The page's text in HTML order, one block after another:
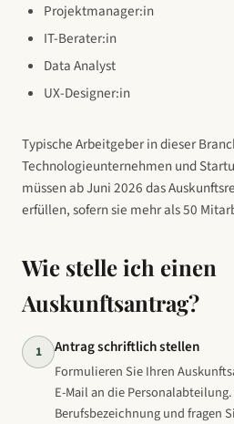
Projektmanager:in
IT-Berater:in
Data Analyst
UX-Designer:in
Typische Arbeitgeber in dieser
Technologieunternehmen und
müssen ab Juni 2026 das
erfüllen, sofern sie mehr als 50
Wie stelle ich einen
Auskunftsantrag?
1 Antrag schriftlich stellen
Formulieren Sie Ihren
E-Mail an die
Berufsbezeichnung und fragen